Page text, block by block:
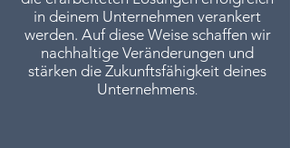
in deinem Unternehmen verankert
werden. Auf diese Weise schaffen wir
nachhaltige Veränderungen und
stärken die Zukunftsfähigkeit deines
Unternehmens.